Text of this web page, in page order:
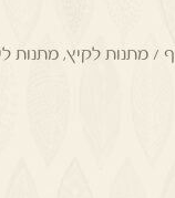
/ מתנות לקיץ,מתנות